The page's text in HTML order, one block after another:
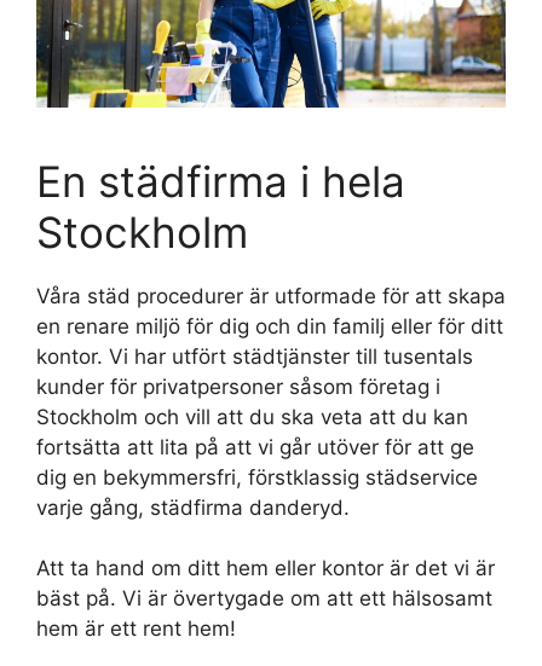
En städfirma i hela
Stockholm
Våra städ procedurer är utformade för att skapa
en renare miljö för dig och din familj eller för ditt
kontor. Vi har utfört städtjänster till tusentals
kunder för privatpersoner såsom företag i
Stockholm och vill att du ska veta att du kan
fortsätta att lita på att vi går utöver för att ge
dig en bekymmersfri, förstklassig städservice
varje gång, städfirma danderyd.
Att ta hand om ditt hem eller kontor är det vi är
bäst på. Vi är övertygade om att ett hälsosamt
hem är ett rent hem!